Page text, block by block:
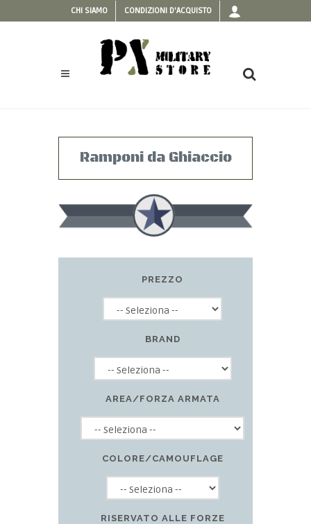
CHI SIAMO CONDIZIONI D'ACQUISTO
Ramponi da Ghiaccio
PREZZO
BRAND
AREA/FORZA ARMATA
COLORE/CAMOUFLAGE
RISERVATO ALLE FORZE